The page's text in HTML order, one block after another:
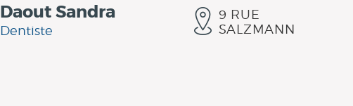
Daout Sandra
Dentiste
9 RUE
SALZMANN